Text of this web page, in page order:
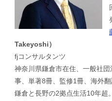
Takeyoshi）
fjコンサルタンツ
神奈川県鎌倉市在住、一般社
事、単著8冊、監修1冊、海外
鎌倉と長野の2拠点生活10年超